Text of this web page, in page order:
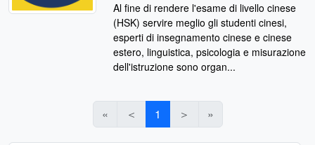
Al fine di rendere l'esame di livello cinese
(HSK) servire meglio gli studenti cinesi,
esperti di insegnamento cinese e cinese
estero, linguistica, psicologia e misurazione
dell'istruzione sono organ...
« ＜ 1 ＞ »